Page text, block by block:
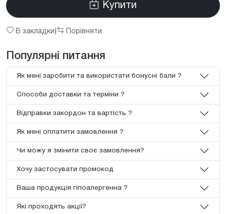
Купити
В закладки Порівняти
Популярні питання
Як мені заробити та використати бонусні бали ?
Способи доставки та терміни ?
Відправки закордон та вартість ?
Як мені оплатити замовлення ?
Чи можу я змінити своє замовлення?
Хочу застосувати промокод
Ваша продукція гіпоалергенна ?
Які проходять акції?